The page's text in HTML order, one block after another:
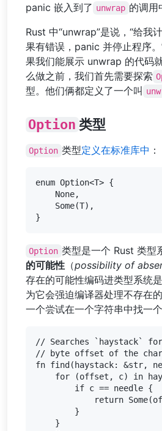
panic 嵌入到了 unwrap 的调用
Rust 中“unwrap”是说，“给我
果有错误，panic 并停止程序
果我们能展示 unwrap 的代码
么做之前，我们首先需要探索
型。他们俩都定义了一个叫
Option 类型
Option 类型定义在标准库中 ：
enum Option<T> {
    None,
    Some(T),
Option 类型是一个 Rust 类型
的可能性 （possibility of
存在的可能性编码进类型系统
为它会强迫编译器处理不存在
一个尝试在一个字符串中找一
// Searches `haystack`
// byte offset of the
fn find(haystack: &str,
for (offset, c) in
        if c == needle {
return
        }
    }